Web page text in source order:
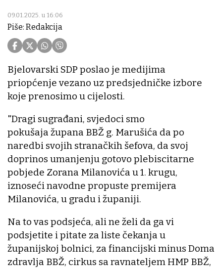
09.01.2025. u 16:06
Piše: Redakcija
Bjelovarski SDP poslao je medijima
priopćenje vezano uz predsjedničke izbore
koje prenosimo u cijelosti.
"Dragi sugrađani, svjedoci smo
pokušaja župana BBŽ g. Marušića da po
naredbi svojih stranačkih šefova, da svoj
doprinos umanjenju gotovo plebiscitarne
pobjede Zorana Milanovića u 1. krugu,
iznoseći navodne propuste premijera
Milanovića, u gradu i županiji.
Na to vas podsjeća, ali ne želi da ga vi
podsjetite i pitate za liste čekanja u
županijskoj bolnici, za financijski minus Doma
zdravlja BBŽ, cirkus sa ravnateljem HMP BBŽ,